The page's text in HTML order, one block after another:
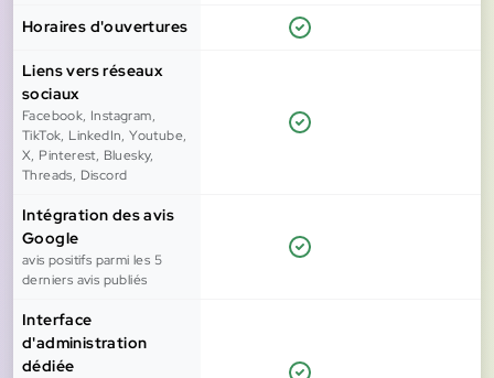
Horaires d'ouvertures
Liens vers réseaux
sociaux
Facebook, Instagram,
TikTok, LinkedIn, Youtube,
X, Pinterest, Bluesky,
Threads, Discord
Intégration des avis
Google
avis positifs parmi les 5
derniers avis publiés
Interface
d'administration
dédiée